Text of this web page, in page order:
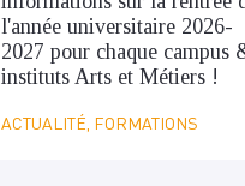
l'année universitaire 2026-
2027 pour chaque campus
instituts Arts et Métiers !
ACTUALITÉ, FORMATIONS